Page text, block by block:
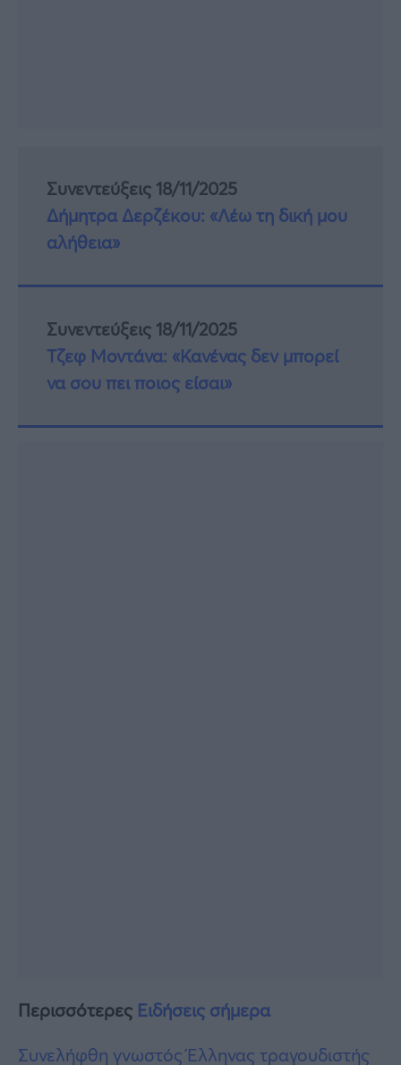
Συνεντεύξεις 18/11/2025
Δήμητρα Δερζέκου: «Λέω τη δική μου
αλήθεια»
Συνεντεύξεις 18/11/2025
Τζεφ Μοντάνα: «Κανένας δεν μπορεί
να σου πει ποιος είσαι»
Περισσότερες Ειδήσεις σήμερα
Συνελήφθη γνωστός Έλληνας τραγουδιστής